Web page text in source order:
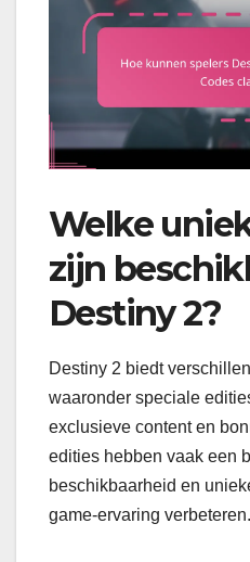
Welke
zijn
Destiny 2?
Destiny 2 biedt
waaronder speciale
exclusieve content en
edities hebben vaak een
beschikbaarheid en
game-ervaring verbeteren.